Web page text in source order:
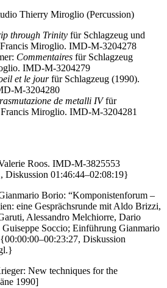
Thierry Miroglio (Percussion)
through Trinity für Schlagzeug und
Miroglio. IMD-M-3204278
Commentaires für Schlagzeug
IMD-M-3204279
et le jourfür Schlagzeug (1990).
M-3204280
de metalli IVfür
Miroglio. IMD-M-3204281
Roos. IMD-M-3825553
Diskussion 01:46:44–02:08:19}
Borio: “Komponistenforum –
eine Gesprächsrunde mit Aldo Brizzi,
Alessandro Melchiorre, Dario
Soccio; Einführung Gianmario
Diskussion
New techniques for the
1990]